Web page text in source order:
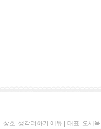
상호: 생각더하기 에듀 | 대표: 오세